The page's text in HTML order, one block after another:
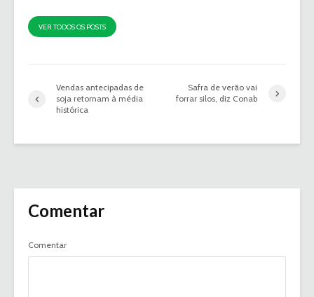
VER TODOS OS POSTS
Vendas antecipadas de
soja retornam à média
histórica
Safra de verão vai
forrar silos, diz Conab
Comentar
Comentar